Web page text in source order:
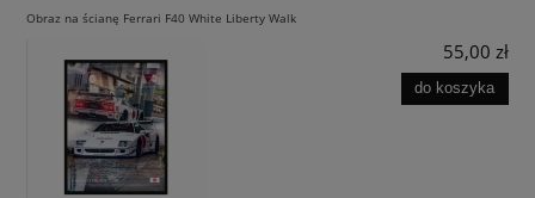
Obraz na ścianę Ferrari F40 White Liberty Walk
55,00 zł
do koszyka